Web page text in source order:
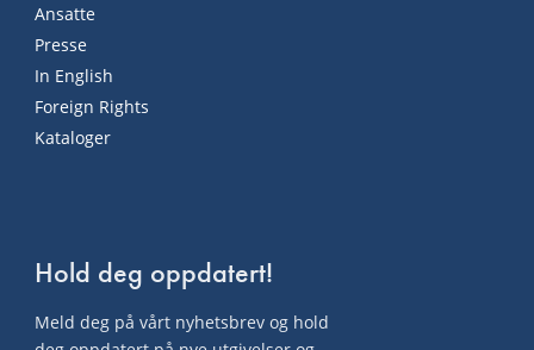
Ansatte
Presse
In English
Foreign Rights
Kataloger
Hold deg oppdatert!
Meld deg på vårt nyhetsbrev og hold